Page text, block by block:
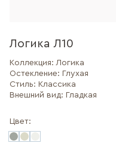
Логика Л10
Коллекция:Логика
Остекление: Глухая
Стиль: Классика
Внешний вид: Гладкая
Цвет: